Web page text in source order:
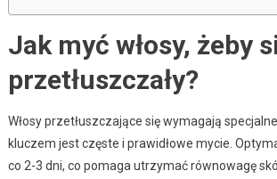
Jak myć włosy, żeby
przetłuszczały?
Włosy przetłuszczające się wymagają
kluczem jest częste i prawidłowe mycie.
co 2-3 dni, co pomaga utrzymać równowagę